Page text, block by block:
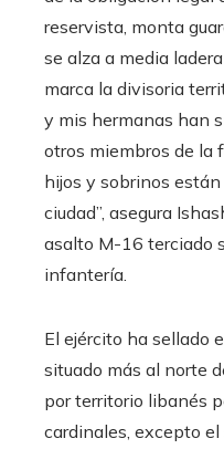
reservista, monta
se alza a media
marca la divisoria
y mis hermanas han
otros miembros de la
hijos y sobrinos
ciudad”, asegura
asalto M-16 terciado
infantería.
El ejército ha sellado
situado más al norte
por territorio libanés
cardinales, excepto